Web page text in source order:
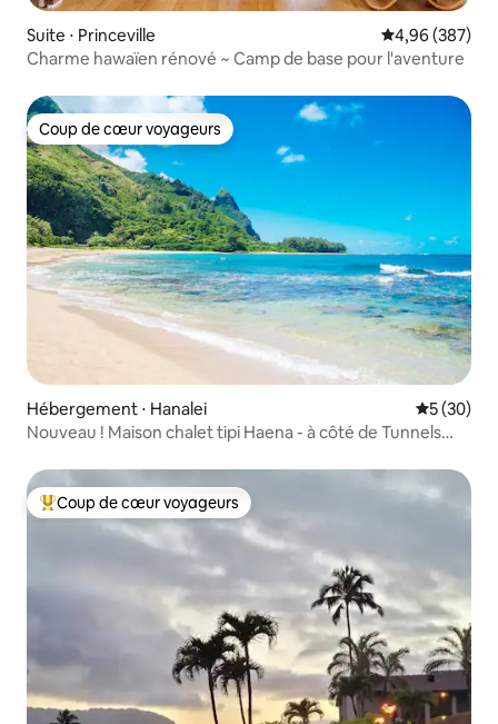
Suite ⋅ Princeville Évaluation
4,96 (387)
Charme hawaïen rénové ~ Camp de base pour l'aventure
Coup de cœur voyageurs
Coup de cœur voyageurs
Hébergement ⋅ Hanalei
5 (30)
Nouveau ! Maison chalet tipi Haena - à côté de Tunnels
Coups de cœur voyageurs les plus appréciés
Coup de cœur voyageurs